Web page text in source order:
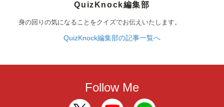
QuizKnock編集部
身の回りの気になることをクイズでお伝えいたします。
QuizKnock編集部の記事一覧へ
Follow Me